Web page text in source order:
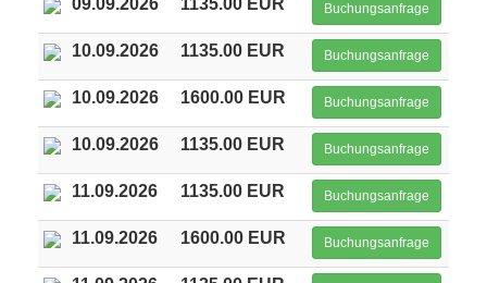
09.09.2026 1135.00 EUR Buchungsanfrage
10.09.2026 1135.00 EUR Buchungsanfrage
10.09.2026 1600.00 EUR Buchungsanfrage
10.09.2026 1135.00 EUR Buchungsanfrage
11.09.2026 1135.00 EUR Buchungsanfrage
11.09.2026 1600.00 EUR Buchungsanfrage